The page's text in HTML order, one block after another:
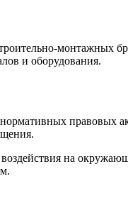
монтажных
и оборудования.
нормативных
на